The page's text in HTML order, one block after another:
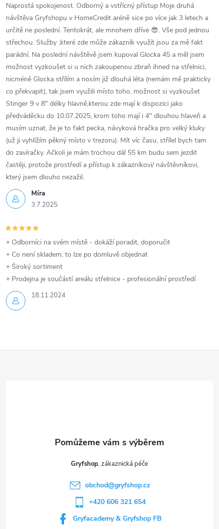
Míra
3.7.2025
Naprostá spokojenost. Odborný a vstřícný přístup Moje druhá
návštěva Gryfshopu v HomeCredit aréně sice po více jak 3 letech a
určitě ne poslední. Tentokrát, ale mnohem dříve 😎. Vše pod jednou
střechou. Služby ,které zde může zákazník využít jsou za mě fakt
parádní. Na poslední návštěvě jsem kupoval Glocka 45 a měl jsem
možnost vyzkoušet si u nich zakoupenou zbraň ihned na střelnici,
nicméně Glocka střílím a nosím již dlouhá léta (nemám mě prakticky
co překvapit), tak jsem využili místo toho, možnost si vyzkoušet
Stinger 9 v 8" délky hlavně,kterou zde mají k dispozici jako
předváděcku do 10.07.2025, krom toho mají i 4" dlouhou hlaveň a
musím uznat, že je to fakt pecka, návyková hračka pro velký kluky
(už ji vyhlížím pěkný místo v trezoru). Mít víc času, střílel bych tam
do zavíračky. Ačkoli je mám trochou dál 55 km budu sem jezdit
častěji, protože prostředí a přístup k zákazníkovi/ návštěvníkovi,
který jsem dlouho nezažil.
18.11.2024
+ Odborníci na svém místě - dokáží poradit, doporučit
+ Co není skladem, to lze po domluvě objednat
+ Široký sortiment
+ Prodejna je součástí areálu střelnice - profesionální prostředí
Gryfshop
obchod@gryfshop.cz
+420 606 321 654
Gryfacademy & Gryfshop FB